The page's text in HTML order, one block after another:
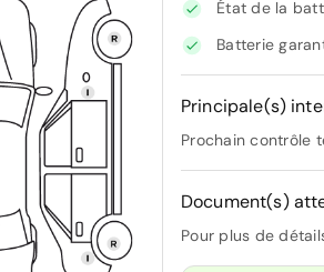
État de la
Batterie
Principale(s)
Prochain contrôle
Document(s)
Pour plus de